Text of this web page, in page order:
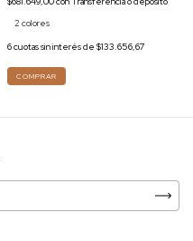
2 colores
6cuotas sin interés de $133.656,67
COMPRAR